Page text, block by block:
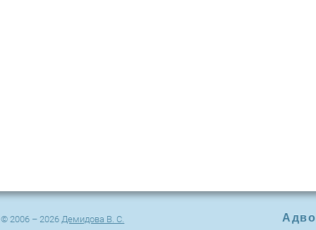
© 2006 – 2026Демидова В. С.